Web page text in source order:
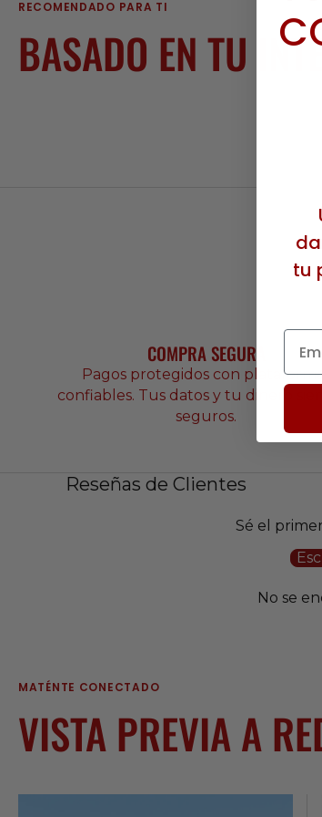
RECOMENDADO PARA TI
BASADO EN TU
COMPRA SEGURA
Pagos protegidos con
confiables. Tus datos y tu dinero
seguros.
Reseñas de Clientes
Sé el
No se
MATÉNTE CONECTADO
VISTA PREVIA A
tu
Email